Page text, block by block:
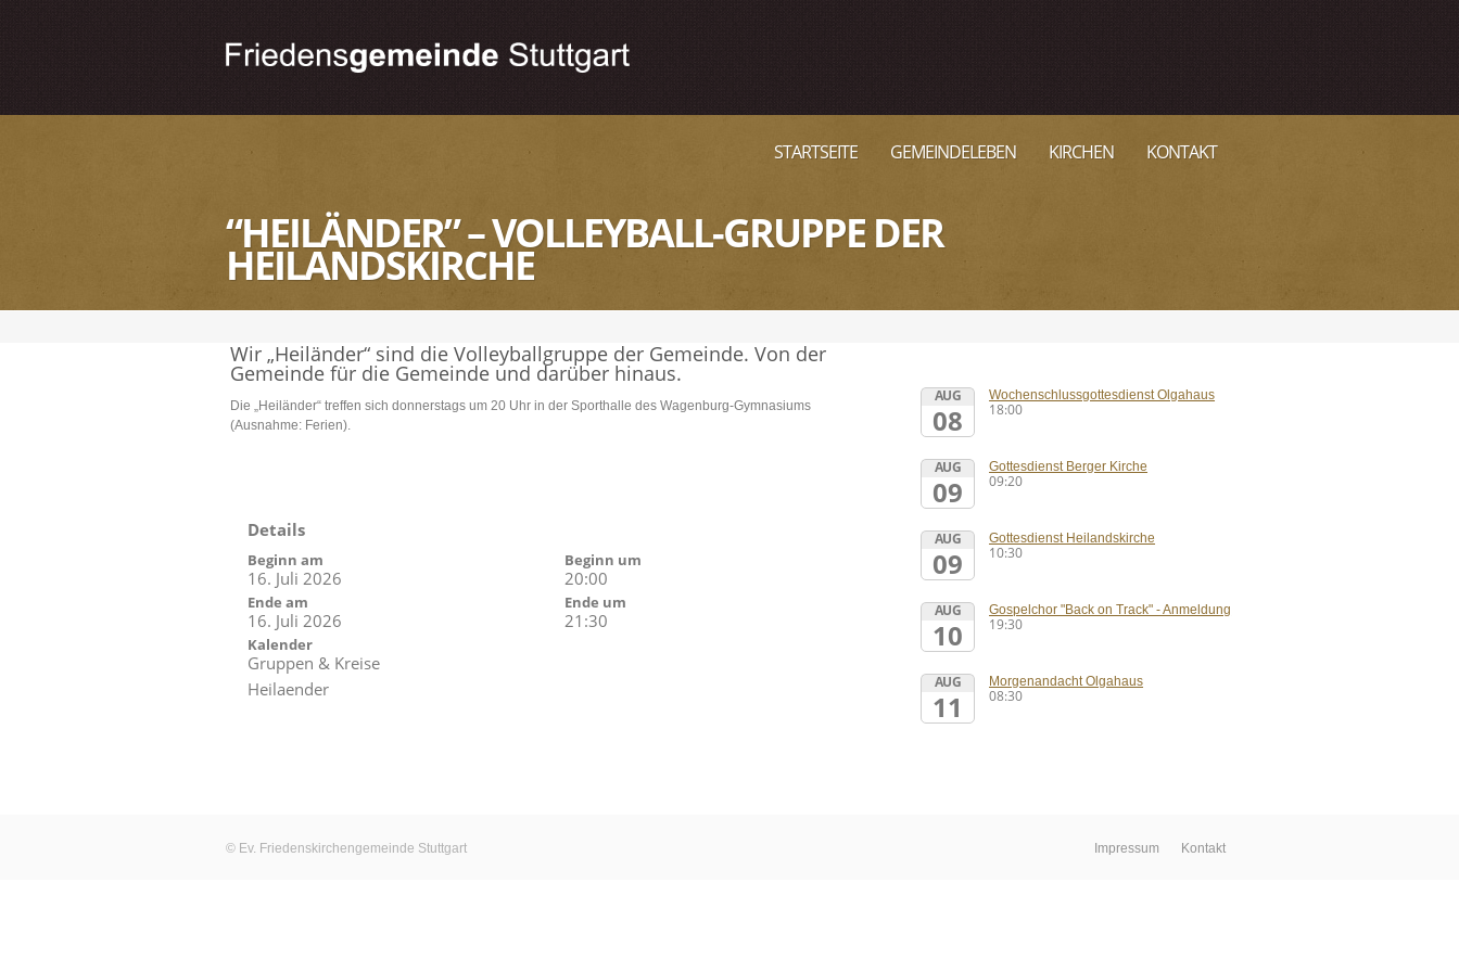
STARTSEITE GEMEINDELEBEN KIRCHEN KONTAKT
“HEILÄNDER” – VOLLEYBALL-GRUPPE DER
HEILANDSKIRCHE
Wir „Heiländer“ sind die Volleyballgruppe der Gemeinde. Von der
Gemeinde für die Gemeinde und darüber hinaus.
Die „Heiländer“ treffen sich donnerstags um 20 Uhr in der Sporthalle des Wagenburg-Gymnasiums
(Ausnahme: Ferien).
Details
Beginn am
16. Juli 2026
Beginn um
20:00
Ende am
16. Juli 2026
Ende um
21:30
Kalender
Gruppen & Kreise
Heilaender
AUG
08
Wochenschlussgottesdienst Olgahaus
18:00
AUG
09
Gottesdienst Berger Kirche
09:20
AUG
09
Gottesdienst Heilandskirche
10:30
AUG
10
Gospelchor "Back on Track" - Anmeldung
19:30
AUG
11
Morgenandacht Olgahaus
08:30
© Ev. Friedenskirchengemeinde Stuttgart Impressum Kontakt